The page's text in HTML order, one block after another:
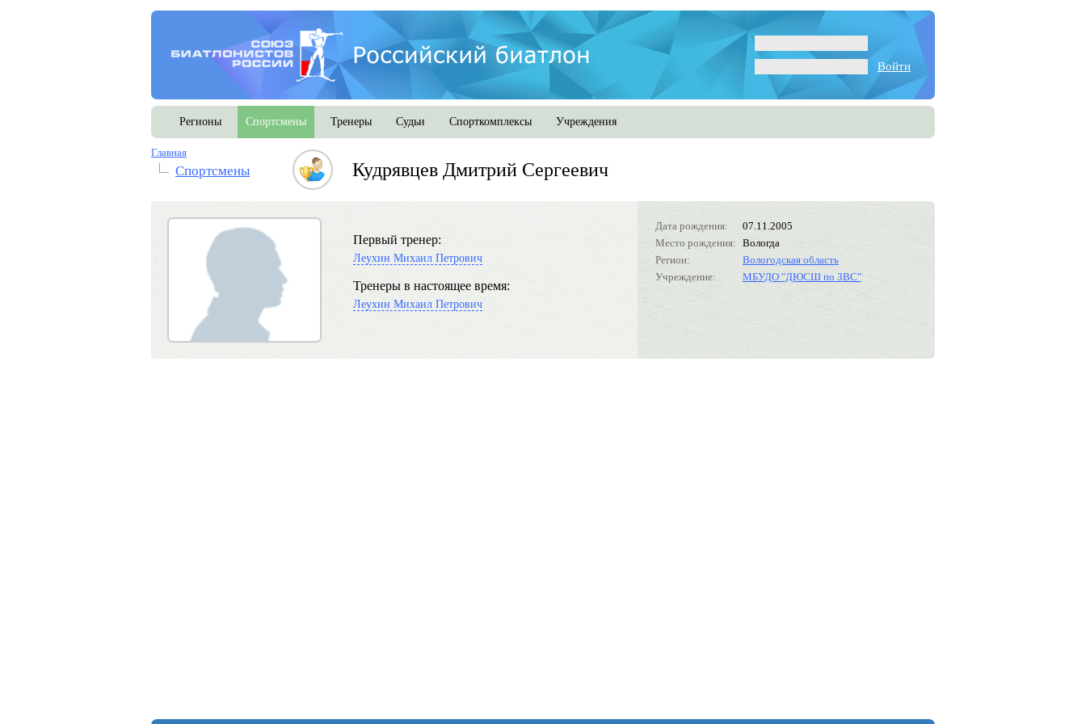
Войти
Регионы Спортсмены Тренеры Судьи Спорткомплексы Учреждения
Главная
Спортсмены Кудрявцев Дмитрий Сергеевич
Дата рождения:
07.11.2005
Место рождения: Вологда
Регион:
Вологодская область
Учреждение:
МБУДО "ДЮСШ по ЗВС"
Первый тренер:
Леухин Михаил Петрович
Тренеры в настоящее время:
Леухин Михаил Петрович